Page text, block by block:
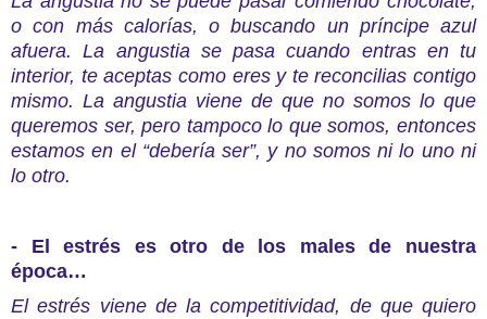
o con más calorías, o buscando un príncipe azul
afuera. La angustia se pasa cuando entras en tu
interior, te aceptas como eres y te reconcilias contigo
mismo. La angustia viene de que no somos lo que
queremos ser, pero tampoco lo que somos, entonces
estamos en el “debería ser”, y no somos ni lo uno ni
lo otro.
- El estrés es otro de los males de nuestra
época…
El estrés viene de la competitividad, de que quiero